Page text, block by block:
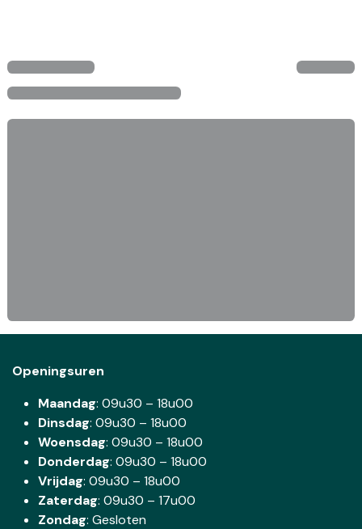
Openingsuren
Maandag: 09u30 – 18u00
Dinsdag: 09u30 – 18u00
Woensdag: 09u30 – 18u00
Donderdag: 09u30 – 18u00
Vrijdag: 09u30 – 18u00
Zaterdag: 09u30 – 17u00
Zondag: Gesloten